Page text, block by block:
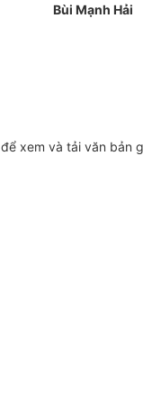
Bùi Mạnh Hải
để xem và tải văn bản